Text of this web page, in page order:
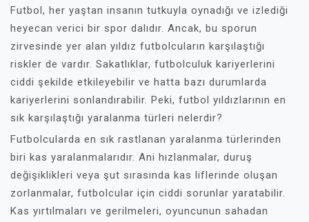
Futbol, her yaştan insanın tutkuyla oynadığı ve izlediği
heyecan verici bir spor dalıdır. Ancak, bu sporun
zirvesinde yer alan yıldız futbolcuların karşılaştığı
riskler de vardır. Sakatlıklar, futbolculuk kariyerlerini
ciddi şekilde etkileyebilir ve hatta bazı durumlarda
kariyerlerini sonlandırabilir. Peki, futbol yıldızlarının en
sık karşılaştığı yaralanma türleri nelerdir?
Futbolcularda en sık rastlanan yaralanma türlerinden
biri kas yaralanmalarıdır. Ani hızlanmalar, duruş
değişiklikleri veya şut sırasında kas liflerinde oluşan
zorlanmalar, futbolcular için ciddi sorunlar yaratabilir.
Kas yırtılmaları ve gerilmeleri, oyuncunun sahadan